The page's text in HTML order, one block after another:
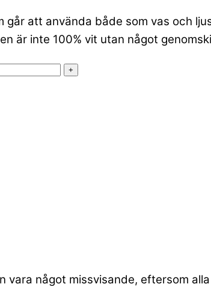
går att använda både som vas och
är inte 100% vit utan något
+
något missvisande, eftersom